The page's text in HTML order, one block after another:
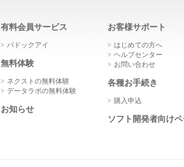
有料会員サービス
パドックアイ
無料体験
ネクストの無料体験
データラボの無料体験
お知らせ
お客様サポート
はじめての方へ
ヘルプセンター
お問い合わせ
各種お手続き
購入申込
ソフト開発者向け